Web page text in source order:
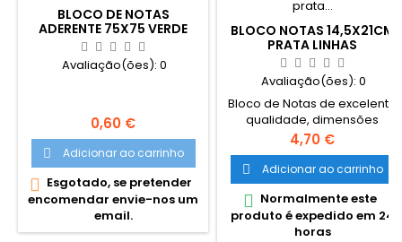
BLOCO DE NOTAS
ADERENTE 75X75 VERDE
INTENSO
Avaliação(ões): 0
Preço
0,60 €
 Adicionar ao carrinho
 Esgotado, se pretender
encomendar envie-nos um
email.
BLOCO NOTAS 14,5X21CM
PRATA LINHAS
Avaliação(ões): 0
Bloco de Notas de excelente
qualidade, dimensões
145x210cm, capa e
contracapa em Semi Pele.
Com 116 folhas, bolsa no
interior da contracapa, fecho
com elástico. Bastante
resistente e adequado para
utilização diária.
Preço
4,70 €
 Adicionar ao carrinho
 Normalmente este
produto é expedido em 24
horas